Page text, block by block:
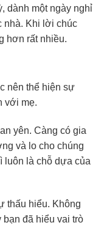
dành một ngày nghỉ
nhà. Khi lời chúc
hơn rất nhiều.
nên thể hiện sự
với mẹ.
yên. Càng có gia
và lo cho chúng
luôn là chỗ dựa của
thấu hiểu. Không
bạn đã hiểu vai trò